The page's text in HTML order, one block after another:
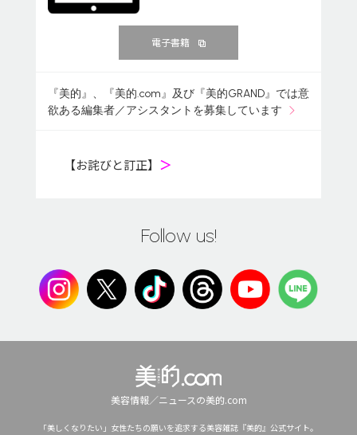
電子書籍
『美的』、『美的.com』及び『美的GRAND』では意
欲ある編集者／アシスタントを募集しています
【お詫びと訂正】 ＞
Follow us!
美容情報／ニュースの美的.com
「美しくなりたい」女性たちの願いを追求する美容雑誌『美的』公式サイト。